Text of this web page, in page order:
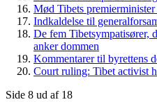
Mød Tibets
Indkaldelse til
De fem Tibetsympatisører,
anker dommen
Kommentarer til byrettens
Court ruling: Tibet activist
Side 8 ud af 18